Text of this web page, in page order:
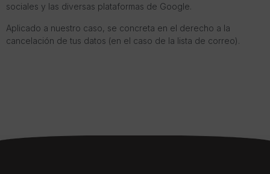
sociales y las diversas plataformas de Google.
Aplicado a nuestro caso, se concreta en el derecho a la
cancelación de tus datos (en el caso de la lista de correo).